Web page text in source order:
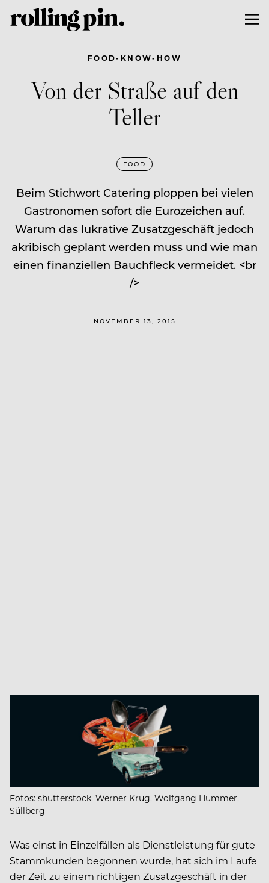
FOOD-KNOW-HOW
Von der Straße auf den
Teller
FOOD
Beim Stichwort Catering ploppen bei vielen
Gastronomen sofort die Eurozeichen auf.
Warum das lukrative Zusatzgeschäft jedoch
akribisch geplant werden muss und wie man
einen finanziellen Bauchfleck vermeidet. <br
/>
NOVEMBER 13, 2015
Fotos: shutterstock, Werner Krug, Wolfgang Hummer,
Süllberg
Was einst in Einzelfällen als Dienstleistung für gute
Stammkunden begonnen wurde, hat sich im Laufe
der Zeit zu einem richtigen Zusatzgeschäft in der